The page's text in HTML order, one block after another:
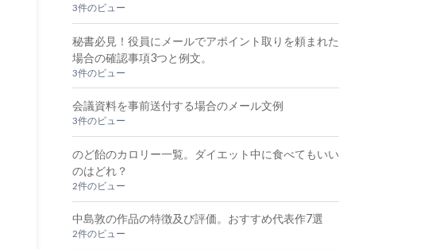
3件のビュー
秘書必見！役員にメールでアポイント取りを頼まれた
場合の確認事項3つと例文。
3件のビュー
会議資料を事前送付する場合のメール文例
3件のビュー
のど飴のカロリー一覧。ダイエット中に食べてもいい
のはどれ？
2件のビュー
中島敦の作品の特徴及び評価。おすすめ代表作7選
2件のビュー